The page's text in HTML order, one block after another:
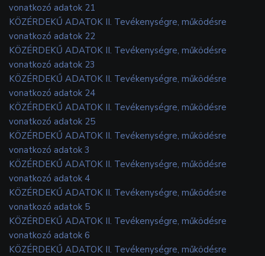
vonatkozó adatok 21
KÖZÉRDEKŰ ADATOK II. Tevékenységre, működésre
vonatkozó adatok 22
KÖZÉRDEKŰ ADATOK II. Tevékenységre, működésre
vonatkozó adatok 23
KÖZÉRDEKŰ ADATOK II. Tevékenységre, működésre
vonatkozó adatok 24
KÖZÉRDEKŰ ADATOK II. Tevékenységre, működésre
vonatkozó adatok 25
KÖZÉRDEKŰ ADATOK II. Tevékenységre, működésre
vonatkozó adatok 3
KÖZÉRDEKŰ ADATOK II. Tevékenységre, működésre
vonatkozó adatok 4
KÖZÉRDEKŰ ADATOK II. Tevékenységre, működésre
vonatkozó adatok 5
KÖZÉRDEKŰ ADATOK II. Tevékenységre, működésre
vonatkozó adatok 6
KÖZÉRDEKŰ ADATOK II. Tevékenységre, működésre